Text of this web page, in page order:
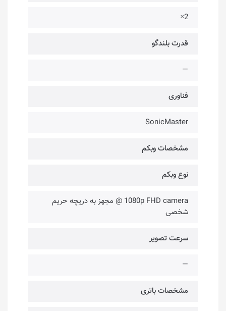
2×
قدرت بلندگو
—
فناوری‌
SonicMaster
مشخصات وبکم
نوع وبکم
1080p FHD camera @ مجهز به دریچه حریم
شخصی
سرعت تصویر
—
مشخصات باتری